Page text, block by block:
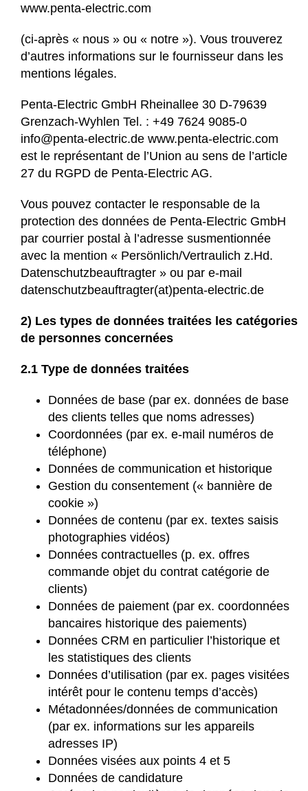
www.penta-electric.com
(ci-après « nous » ou « notre »). Vous trouverez
d’autres informations sur le fournisseur dans les
mentions légales.
Penta-Electric GmbH Rheinallee 30 D-79639
Grenzach-Wyhlen Tel. : +49 7624 9085-0
info@penta-electric.de www.penta-electric.com
est le représentant de l’Union au sens de l’article
27 du RGPD de Penta-Electric AG.
Vous pouvez contacter le responsable de la
protection des données de Penta-Electric GmbH
par courrier postal à l’adresse susmentionnée
avec la mention « Persönlich/Vertraulich z.Hd.
Datenschutzbeauftragter » ou par e-mail
datenschutzbeauftragter(at)penta-electric.de
2) Les types de données traitées les catégories
de personnes concernées
2.1 Type de données traitées
Données de base (par ex. données de base
des clients telles que noms adresses)
Coordonnées (par ex. e-mail numéros de
téléphone)
Données de communication et historique
Gestion du consentement (« bannière de
cookie »)
Données de contenu (par ex. textes saisis
photographies vidéos)
Données contractuelles (p. ex. offres
commande objet du contrat catégorie de
clients)
Données de paiement (par ex. coordonnées
bancaires historique des paiements)
Données CRM en particulier l’historique et
les statistiques des clients
Données d’utilisation (par ex. pages visitées
intérêt pour le contenu temps d’accès)
Métadonnées/données de communication
(par ex. informations sur les appareils
adresses IP)
Données visées aux points 4 et 5
Données de candidature